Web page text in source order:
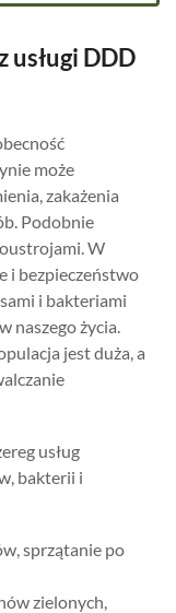
usługi DDD
może
zakażenia
Podobnie
W
i bezpieczeństwo
i bakteriami
naszego życia.
jest duża, a
usług
bakterii i
sprzątanie po
zielonych,